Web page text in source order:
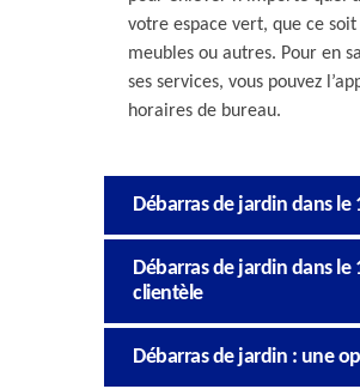
votre espace vert, que ce
meubles ou autres. Pour en
ses services, vous pouvez
horaires de bureau.
Débarras de jardin dans le
Débarras de jardin dans
clientèle
Débarras de jardin : une